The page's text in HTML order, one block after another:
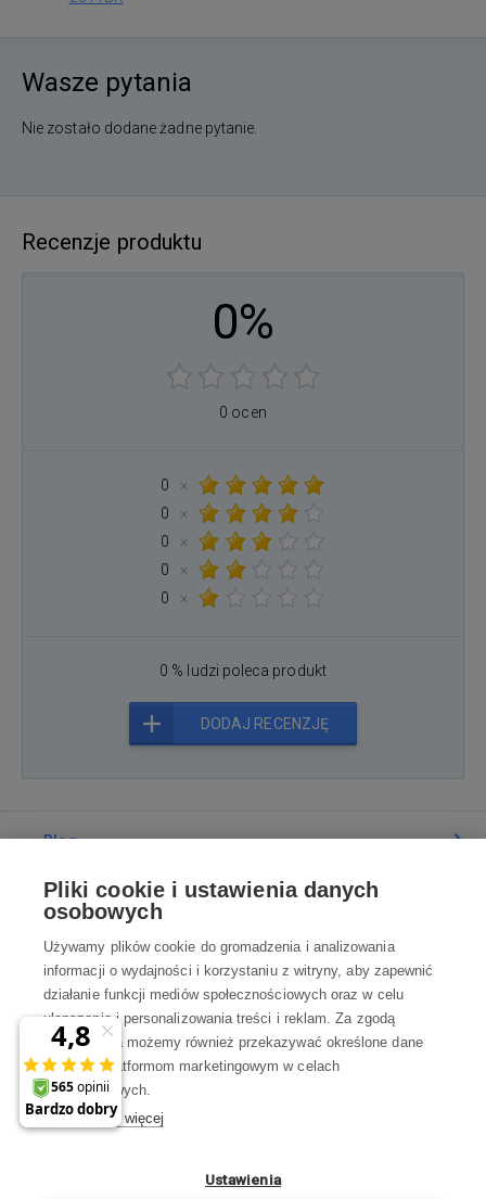
Wasze pytania
Nie zostało dodane żadne pytanie.
Recenzje produktu
0%
0 ocen
0
×
0
×
0
×
0
×
0
×
0 % ludzi poleca produkt
DODAJ RECENZJĘ
Blog
Poradnia
Wszystko o zakupach
Kontakt
Skontaktuj się z Nami
Pon-Pt 8:00—17:00
Pliki cookie i ustawienia danych
osobowych
Używamy plików cookie do gromadzenia i analizowania
informacji o wydajności i korzystaniu z witryny, aby zapewnić
działanie funkcji mediów społecznościowych oraz w celu
ulepszania i personalizowania treści i reklam. Za zgodą
użytkownika możemy również przekazywać określone dane
osobowe platformom marketingowym w celach
marketingowych.
Dowiedz się więcej
Ustawienia